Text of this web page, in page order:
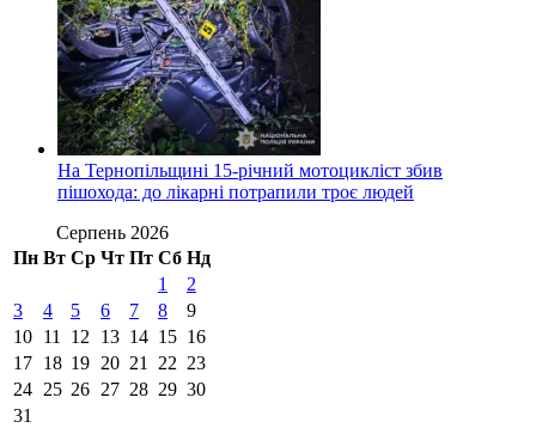
На Тернопільщині 15-річний мотоцикліст збив
пішохода: до лікарні потрапили троє людей
Серпень 2026
Пн Вт Ср Чт Пт Сб Нд
1
2
3
4 5 6 7 8
9
10 11 12 13 14 15 16
17 18 19 20 21 22 23
24 25 26 27 28 29 30
31